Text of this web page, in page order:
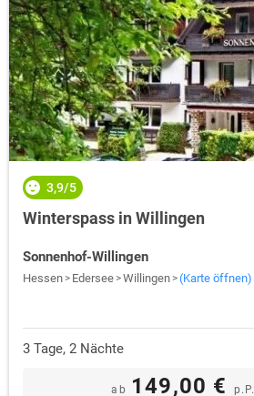
3,9/5
Winterspass in Willingen
Sonnenhof-Willingen
Hessen Edersee Willingen (Karte öffnen)
3 Tage, 2 Nächte
ab 149,00 € p.P.